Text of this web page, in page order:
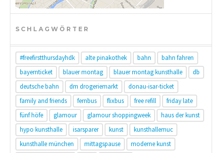
SCHLAGWÖRTER
#freefirstthursdayhdk alte pinakothek bahn
bahn fahren
bayernticket
blauer montag blauer montag kunsthalle
db
deutsche bahn
dm drogeriemarkt
donau-isar-ticket
family and friends
fernbus flixbus free refill
friday late
fünf höfe
glamour glamour shoppingweek
haus der kunst
hypo kunsthalle
isarsparer kunst
kunsthallemuc
kunsthalle münchen
mittagspause
moderne kunst